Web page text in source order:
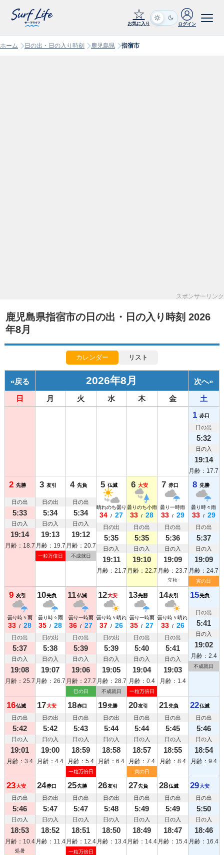
☆
お気に入り ログイン
ホーム 日の出・日の入り時刻 鹿児島県 指宿市
スポンサーリンク
鹿児島県指宿市の日の出・日の入り時刻 2026
年8月
カレンダー リスト
«戻る 2026年8月 次へ»
日
月 火 水 木 金 土
1 赤口
日の出
5:32
日の入
19:14
月齢：17.7
2 先勝
日の出
5:33
日の入
19:14
月齢：18.7
3 友引
日の出
5:34
日の入
19:13
月齢：19.7
一粒万倍日
4 先負
日の出
5:34
日の入
19:12
月齢：20.7
不成就日
5 仏滅
晴れのち曇り
34 / 27
日の出
5:35
日の入
19:11
月齢：21.7
6 大安
曇りのち小雨
33 / 28
日の出
5:35
日の入
19:10
月齢：22.7
7 赤口
曇り一時雨
33 / 29
日の出
5:36
日の入
19:09
月齢：23.7
立秋
8 先勝
曇り時々雨
33 / 29
日の出
5:37
日の入
19:09
月齢：24.7
寅の日
9 友引
曇り時々雨
33 / 28
日の出
5:37
日の入
19:08
月齢：25.7
10先負
曇り時々雨
35 / 28
日の出
5:38
日の入
19:07
月齢：26.7
11仏滅
曇り一時雨
36 / 27
日の出
5:39
日の入
19:06
月齢：27.7
巳の日
12大安
曇り時々晴れ
37 / 26
日の出
5:39
日の入
19:05
月齢：28.7
不成就日
13先勝
曇り一時雨
35 / 27
日の出
5:40
日の入
19:04
月齢：0.4
一粒万倍日
14友引
曇り時々晴れ
33 / 26
日の出
5:41
日の入
19:03
月齢：1.4
15先負
日の出
5:41
日の入
19:02
月齢：2.4
不成就日
16仏滅
日の出
5:42
日の入
19:01
月齢：3.4
17大安
日の出
5:42
日の入
19:00
月齢：4.4
18赤口
日の出
5:43
日の入
18:59
月齢：5.4
一粒万倍日
19先勝
日の出
5:44
日の入
18:58
月齢：6.4
20友引
日の出
5:44
日の入
18:57
月齢：7.4
寅の日
21先負
日の出
5:45
日の入
18:55
月齢：8.4
22仏滅
日の出
5:46
日の入
18:54
月齢：9.4
23大安
日の出
5:46
日の入
18:53
月齢：10.4
処暑
24赤口
日の出
5:47
日の入
18:52
月齢：11.4
25先勝
日の出
5:47
日の入
18:51
月齢：12.4
一粒万倍日
26友引
日の出
5:48
日の入
18:50
月齢：13.4
27先負
日の出
5:49
日の入
18:49
月齢：14.4
28仏滅
日の出
5:49
日の入
18:47
月齢：15.4
29大安
日の出
5:50
日の入
18:46
月齢：16.4